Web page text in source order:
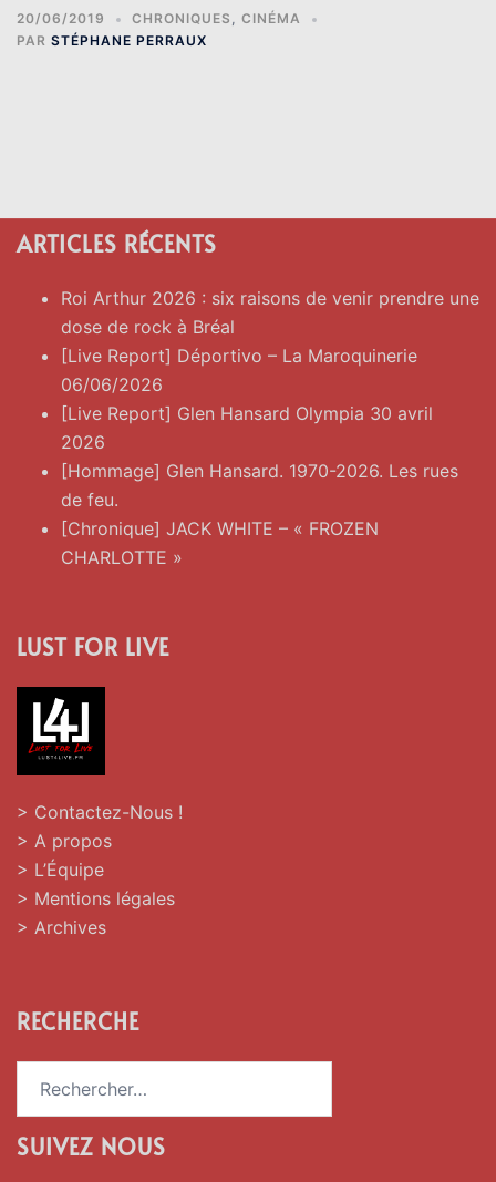
20/06/2019 CHRONIQUES , CINÉMA
PAR STÉPHANE PERRAUX
ARTICLES RÉCENTS
Roi Arthur 2026 : six raisons de venir prendre une
dose de rock à Bréal
[Live Report] Déportivo – La Maroquinerie
06/06/2026
[Live Report] Glen Hansard Olympia 30 avril
2026
[Hommage] Glen Hansard. 1970-2026. Les rues
de feu.
[Chronique] JACK WHITE – « FROZEN
CHARLOTTE »
LUST FOR LIVE
> Contactez-Nous !
> A propos
> L’Équipe
> Mentions légales
> Archives
RECHERCHE
SUIVEZ NOUS